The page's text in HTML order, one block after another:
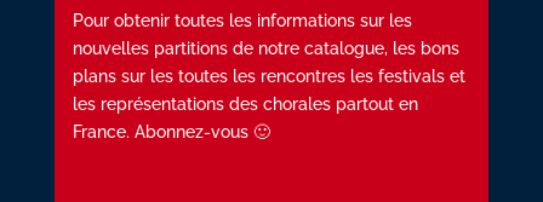
Pour obtenir toutes les informations sur les
nouvelles partitions de notre catalogue, les bons
plans sur les toutes les rencontres les festivals et
les représentations des chorales partout en
France. Abonnez-vous 🙂